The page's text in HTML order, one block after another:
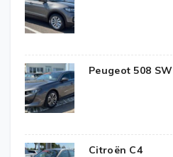
Peugeot 508 SW
Citroën C4